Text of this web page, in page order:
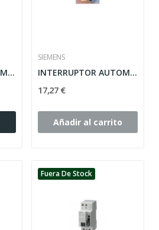
INTERRUPTOR AUTOMATICO 1POLO + NEUTRO 16A...
SIEMENS
INTERRUPTOR AUTOMATICO 1POLO + NEUTRO 20A...
17,27 €
Añadir al carrito
Fuera De Stock